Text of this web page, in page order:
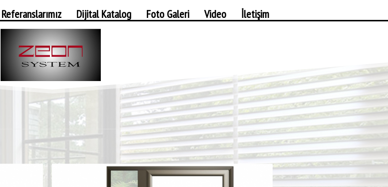
Referanslarımız Dijital Katalog Foto Galeri Video İletişim